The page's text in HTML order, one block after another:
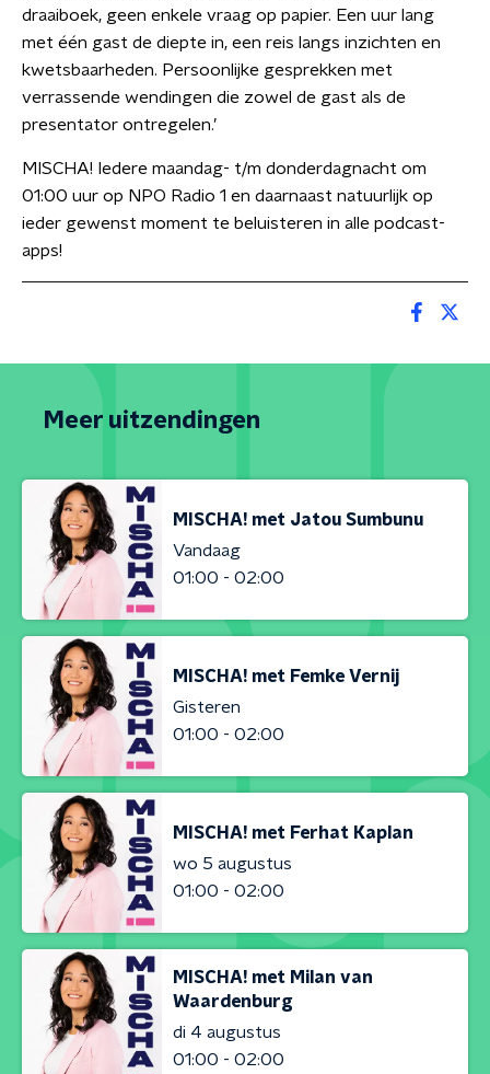
draaiboek, geen enkele vraag op papier. Een uur lang
met één gast de diepte in, een reis langs inzichten en
kwetsbaarheden. Persoonlijke gesprekken met
verrassende wendingen die zowel de gast als de
presentator ontregelen.’
MISCHA! Iedere maandag- t/m donderdagnacht om
01:00 uur op NPO Radio 1 en daarnaast natuurlijk op
ieder gewenst moment te beluisteren in alle podcast-
apps!
Meer uitzendingen
MISCHA! met Jatou Sumbunu
Vandaag
01:00 - 02:00
MISCHA! met Femke Vernij
Gisteren
01:00 - 02:00
MISCHA! met Ferhat Kaplan
wo 5 augustus
01:00 - 02:00
MISCHA! met Milan van
Waardenburg
di 4 augustus
01:00 - 02:00